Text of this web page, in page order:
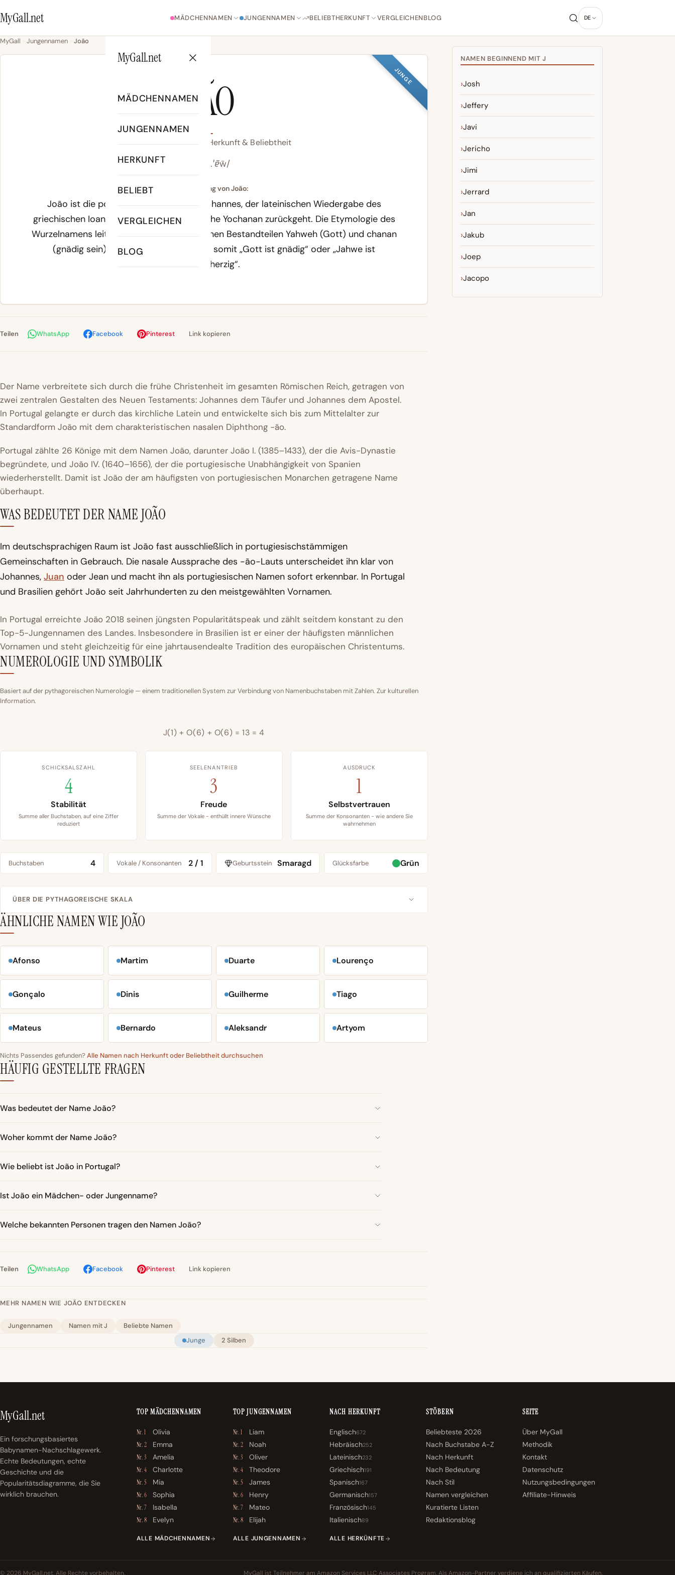
MyGall.net MÄDCHENNAMEN JUNGENNAMEN BELIEBTHERKUNFT VERGLEICHENBLOG DE
MyGall.net
MÄDCHENNAMEN
JUNGENNAMEN
HERKUNFT
BELIEBT
VERGLEICHEN
BLOG
MyGall Jungennamen João
JUNGE
JOÃO
João - Bedeutung, Herkunft & Beliebtheit
/ʒu.ˈɐ̃w̃/
Bedeutung von João:
João ist die portugiesische Form von Iohannes, der lateinischen Wiedergabe des
griechischen Ioannes, das auf das hebräische Yochanan zurückgeht. Die Etymologie des
Wurzelnamens leitet sich von den hebräischen Bestandteilen Yahweh(Gott) und chanan
(gnädig sein) ab. Die Bedeutung lautet somit „Gott ist gnädig“ oder „Jahwe ist
barmherzig“.
Teilen WhatsApp Facebook Pinterest Link kopieren
Der Name verbreitete sich durch die frühe Christenheit im gesamten Römischen Reich, getragen von
zwei zentralen Gestalten des Neuen Testaments: Johannes dem Täufer und Johannes dem Apostel.
In Portugal gelangte er durch das kirchliche Latein und entwickelte sich bis zum Mittelalter zur
Standardform João mit dem charakteristischen nasalen Diphthong -ão.
Portugal zählte 26 Könige mit dem Namen João, darunter João I. (1385–1433), der die Avis-Dynastie
begründete, und João IV. (1640–1656), der die portugiesische Unabhängigkeit von Spanien
wiederherstellt. Damit ist João der am häufigsten von portugiesischen Monarchen getragene Name
überhaupt.
WAS BEDEUTET DER NAME JOÃO
Im deutschsprachigen Raum ist João fast ausschließlich in portugiesischstämmigen
Gemeinschaften in Gebrauch. Die nasale Aussprache des -ão-Lauts unterscheidet ihn klar von
Johannes, Juan oder Jean und macht ihn als portugiesischen Namen sofort erkennbar. In Portugal
und Brasilien gehört João seit Jahrhunderten zu den meistgewählten Vornamen.
In Portugal erreichte João 2018 seinen jüngsten Popularitätspeak und zählt seitdem konstant zu den
Top-5-Jungennamen des Landes. Insbesondere in Brasilien ist er einer der häufigsten männlichen
Vornamen und steht gleichzeitig für eine jahrtausendealte Tradition des europäischen Christentums.
NUMEROLOGIE UND SYMBOLIK
Basiert auf der pythagoreischen Numerologie — einem traditionellen System zur Verbindung von Namenbuchstaben mit Zahlen. Zur kulturellen
Information.
J(1) + O(6) + O(6) = 13 = 4
SCHICKSALSZAHL
4
Stabilität
Summe aller Buchstaben, auf eine Ziffer
reduziert
SEELENANTRIEB
3
Freude
Summe der Vokale - enthüllt innere Wünsche
AUSDRUCK
1
Selbstvertrauen
Summe der Konsonanten - wie andere Sie
wahrnehmen
Buchstaben 4 Vokale / Konsonanten 2 / 1 Geburtsstein Smaragd Glücksfarbe Grün
ÜBER DIE PYTHAGOREISCHE SKALA
ÄHNLICHE NAMEN WIE JOÃO
Afonso Martim Duarte Lourenço
Gonçalo Dinis Guilherme Tiago
Mateus Bernardo Aleksandr Artyom
Nichts Passendes gefunden?Alle Namen nach Herkunft oder Beliebtheit durchsuchen
HÄUFIG GESTELLTE FRAGEN
Was bedeutet der Name João?
Woher kommt der Name João?
Wie beliebt ist João in Portugal?
Ist João ein Mädchen- oder Jungenname?
Welche bekannten Personen tragen den Namen João?
Teilen WhatsApp Facebook Pinterest Link kopieren
MEHR NAMEN WIE JOÃO ENTDECKEN
Jungennamen Namen mit J
Beliebte Namen
Junge
2 Silben
NAMEN BEGINNEND MIT J
Josh
Jeffery
Javi
Jericho
Jimi
Jerrard
Jan
Jakub
Joep
Jacopo
MyGall.net
Ein forschungsbasiertes
Babynamen-Nachschlagewerk.
Echte Bedeutungen, echte
Geschichte und die
Popularitätsdiagramme, die Sie
wirklich brauchen.
TOP MÄDCHENNAMEN
Nr. 1 Olivia
Nr. 2 Emma
Nr. 3 Amelia
Nr. 4 Charlotte
Nr. 5 Mia
Nr. 6 Sophia
Nr. 7 Isabella
Nr. 8 Evelyn
ALLE MÄDCHENNAMEN
TOP JUNGENNAMEN
Nr. 1 Liam
Nr. 2 Noah
Nr. 3 Oliver
Nr. 4 Theodore
Nr. 5 James
Nr. 6 Henry
Nr. 7 Mateo
Nr. 8 Elijah
ALLE JUNGENNAMEN
NACH HERKUNFT
Englisch672
Hebräisch252
Lateinisch232
Griechisch191
Spanisch167
Germanisch157
Französisch145
Italienisch89
ALLE HERKÜNFTE
STÖBERN
Beliebteste 2026
Nach Buchstabe A-Z
Nach Herkunft
Nach Bedeutung
Nach Stil
Namen vergleichen
Kuratierte Listen
Redaktionsblog
SEITE
Über MyGall
Methodik
Kontakt
Datenschutz
Nutzungsbedingungen
Affiliate-Hinweis
© 2026 MyGall.net. Alle Rechte vorbehalten. MyGall ist Teilnehmer am Amazon Services LLC Associates Program. Als Amazon-Partner verdiene ich an qualifizierten Käufen.